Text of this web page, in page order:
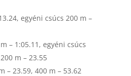
egyéni csúcs 200 m –
– 1:05.11, egyéni csúcs
m – 23.55
– 23.59, 400 m – 53.62